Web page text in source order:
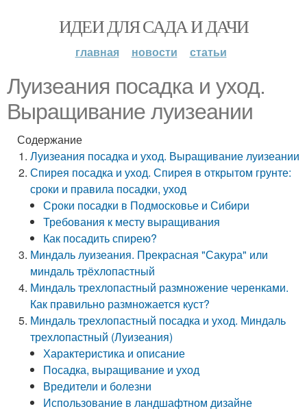
ИДЕИ ДЛЯ САДА И ДАЧИ
главная новости статьи
Луизеания посадка и уход.
Выращивание луизеании
Содержание
Луизеания посадка и уход. Выращивание луизеании
Спирея посадка и уход. Спирея в открытом грунте:
сроки и правила посадки, уход
Сроки посадки в Подмосковье и Сибири
Требования к месту выращивания
Как посадить спирею?
Миндаль луизеания. Прекрасная "Сакура" или
миндаль трёхлопастный
Миндаль трехлопастный размножение черенками.
Как правильно размножается куст?
Миндаль трехлопастный посадка и уход. Миндаль
трехлопастный (Луизеания)
Характеристика и описание
Посадка, выращивание и уход
Вредители и болезни
Использование в ландшафтном дизайне